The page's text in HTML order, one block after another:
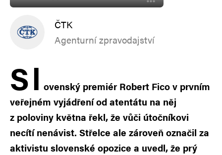
ČTK
Agenturní zpravodajství
Sl ovenský premiér Robert Fico v prvním
veřejném vyjádření od atentátu na něj
z poloviny května řekl, že vůči útočníkovi
necítí nenávist. Střelce ale zároveň označil za
aktivistu slovenské opozice a uvedl, že prý